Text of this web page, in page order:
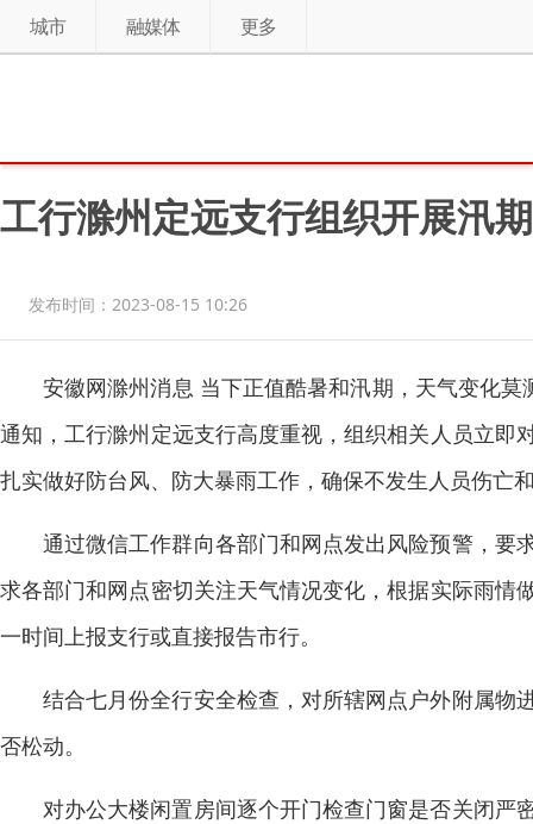
城市 融媒体 更多
工行滁州定远支行组织开展汛
发布时间：2023-08-15 10:26
安徽网滁州消息 当下正值酷暑和汛期，天气变化
通知，工行滁州定远支行高度重视，组织相关人员立
扎实做好防台风、防大暴雨工作，确保不发生人员伤亡
通过微信工作群向各部门和网点发出风险预警，要
求各部门和网点密切关注天气情况变化，根据实际雨
一时间上报支行或直接报告市行。
结合七月份全行安全检查，对所辖网点户外附属物
否松动。
对办公大楼闲置房间逐个开门检查门窗是否关闭严